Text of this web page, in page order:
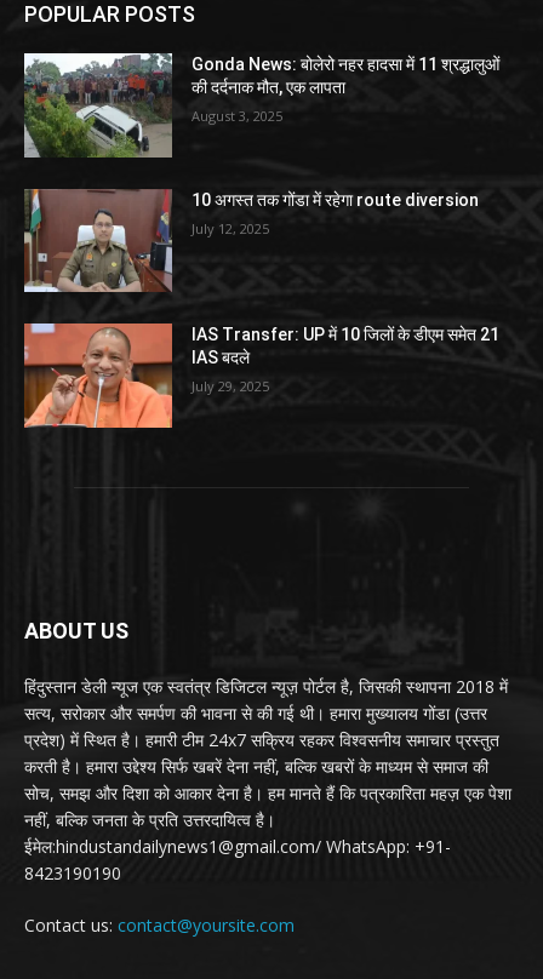
POPULAR POSTS
Gonda News: बोलेरो नहर हादसा में 11 श्रद्धालुओं
की दर्दनाक मौत, एक लापता
August 3, 2025
10 अगस्त तक गोंडा में रहेगा route diversion
July 12, 2025
IAS Transfer: UP में 10 जिलों के डीएम समेत 21
IAS बदले
July 29, 2025
ABOUT US
हिंदुस्तान डेली न्यूज एक स्वतंत्र डिजिटल न्यूज़ पोर्टल है, जिसकी स्थापना 2018 में
सत्य, सरोकार और समर्पण की भावना से की गई थी। हमारा मुख्यालय गोंडा (उत्तर
प्रदेश) में स्थित है। हमारी टीम 24x7 सक्रिय रहकर विश्वसनीय समाचार प्रस्तुत
करती है। हमारा उद्देश्य सिर्फ खबरें देना नहीं, बल्कि खबरों के माध्यम से समाज की
सोच, समझ और दिशा को आकार देना है। हम मानते हैं कि पत्रकारिता महज़ एक पेशा
नहीं, बल्कि जनता के प्रति उत्तरदायित्व है।
ईमेल:hindustandailynews1@gmail.com/ WhatsApp: +91-
8423190190
Contact us: contact@yoursite.com